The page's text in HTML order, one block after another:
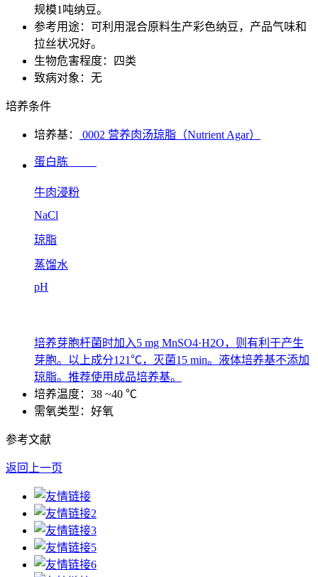
规模1吨纳豆。
参考用途：可利用混合原料生产彩色纳豆，产品气味和
拉丝状况好。
生物危害程度：四类
致病对象：无
培养条件
培养基： 0002 营养肉汤琼脂（Nutrient Agar）
蛋白胨
牛肉浸粉
NaCl
琼脂
蒸馏水
pH
培养芽胞杆菌时加入5 mg MnSO4·H2O，则有利于产生
芽胞。以上成分121℃，灭菌15 min。液体培养基不添加
琼脂。推荐使用成品培养基。
培养温度：38 ~40 ℃
需氧类型：好氧
参考文献
返回上一页